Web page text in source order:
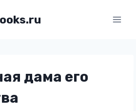
дама его